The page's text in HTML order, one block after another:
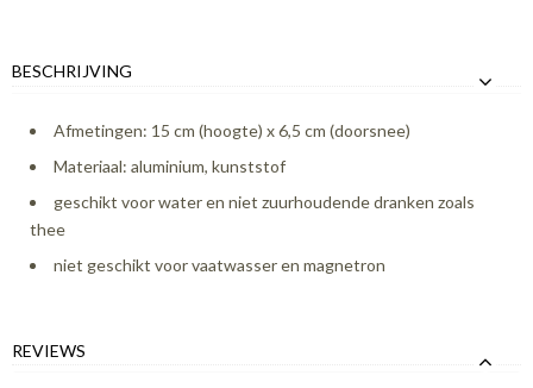
BESCHRIJVING
Afmetingen: 15 cm (hoogte) x 6,5 cm (doorsnee)
Materiaal: aluminium, kunststof
geschikt voor water en niet zuurhoudende dranken zoals
thee
niet geschikt voor vaatwasser en magnetron
REVIEWS